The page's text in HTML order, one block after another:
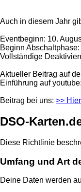
Auch in diesem Jahr
Eventbeginn: 10.
Beginn
Vollständige
Aktueller Beitrag auf
Einführung auf
Beitrag bei uns: >>
DSO-
Diese Richtlinie
Umfang und Art
Deine Daten werden